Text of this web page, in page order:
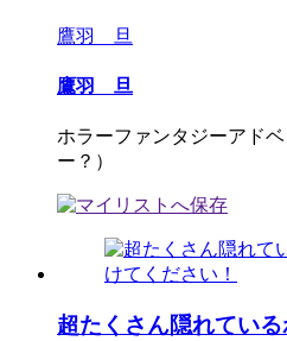
鷹羽 旦
鷹羽 旦
ホラーファンタジーアド
ー？）
超たくさん隠れてい